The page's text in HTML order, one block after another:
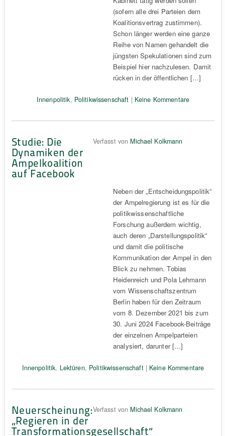
(sofern alle drei Parteien dem
Koalitionsvertrag zustimmen).
Schon länger werden eine ganze
Reihe von Namen gehandelt die
jüngsten Spekulationen sind zum
Beispiel hier nachzulesen. Damit
rücken in der öffentlichen […]
Innenpolitik, Politikwissenschaft | Keine Kommentare
Studie: Die
Dynamiken der
Ampelkoalition
auf Facebook
Verfasst von Michael Kolkmann
Neben der „Entscheidungspolitik“
der Ampelregierung ist es für die
politikwissenschaftliche
Forschung außerdem wichtig,
auch deren „Darstellungspolitik“
und damit die politische
Kommunikation der Ampel in den
Blick zu nehmen. Tobias
Heidenreich und Pola Lehmann
vom Wissenschaftszentrum
Berlin haben für den Zeitraum
vom 8. Dezember 2021 bis zum
30. Juni 2024 Facebook-Beiträge
der einzelnen Ampelparteien
analysiert, darunter […]
Innenpolitik, Lektüren, Politikwissenschaft| Keine Kommentare
Neuerscheinung:
„Regieren in der
Transformationsgesellschaft“
Verfasst von Michael Kolkmann